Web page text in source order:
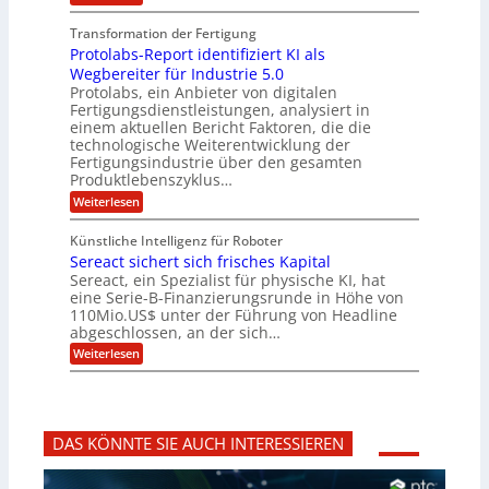
l
a
r
L
a
t
e
i
n
a
m
e
r
i
k
a
O
ff
c
e
e
n
z
n
t
r
u
m
f
ü
r
3
D
-
D
r
u
c
k
p
e
f
ü
r
d
e
n
M
a
s
c
h
n
e
n
-
u
n
d
A
n
e
n
P
s
t
q
u
a
n
t
e
n
k
r
y
p
t
o
g
r
a
f
i
e
:
f
z
e
i
Transformation der Fertigung
Protolabs-Report identifiziert KI als
Wegbereiter für Industrie 5.0
Protolabs, ein Anbieter von digitalen
Fertigungsdienstleistungen, analysiert in
einem aktuellen Bericht Faktoren, die die
technologische Weiterentwicklung der
Fertigungsindustrie über den gesamten
Produktlebenszyklus…
Weiterlesen:
P
o
t
o
l
a
b
s
-
R
r
i
Künstliche Intelligenz für Roboter
Sereact sichert sich frisches Kapital
Sereact, ein Spezialist für physische KI, hat
eine Serie-B-Finanzierungsrunde in Höhe von
110Mio.US$ unter der Führung von Headline
abgeschlossen, an der sich…
Weiterlesen:
S
a
c
t
s
DAS KÖNNTE SIE AUCH INTERESSIEREN